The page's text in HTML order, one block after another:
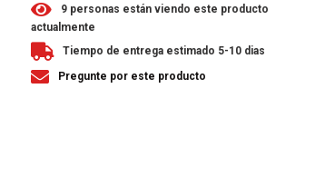
9 personas están viendo este producto
actualmente
Tiempo de entrega estimado 5-10 dias
Pregunte por este producto